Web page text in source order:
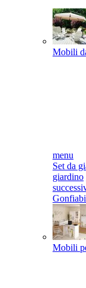
Mobili
menu
Set da
giardino
Mobili